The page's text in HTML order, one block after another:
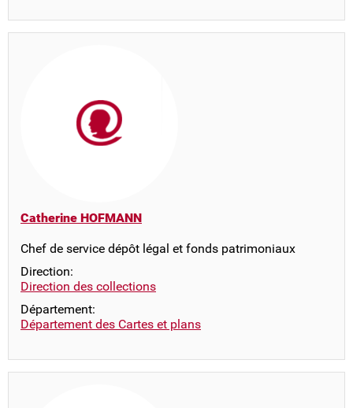
Catherine HOFMANN
Chef de service dépôt légal et fonds patrimoniaux
Direction:
Direction des collections
Département:
Département des Cartes et plans